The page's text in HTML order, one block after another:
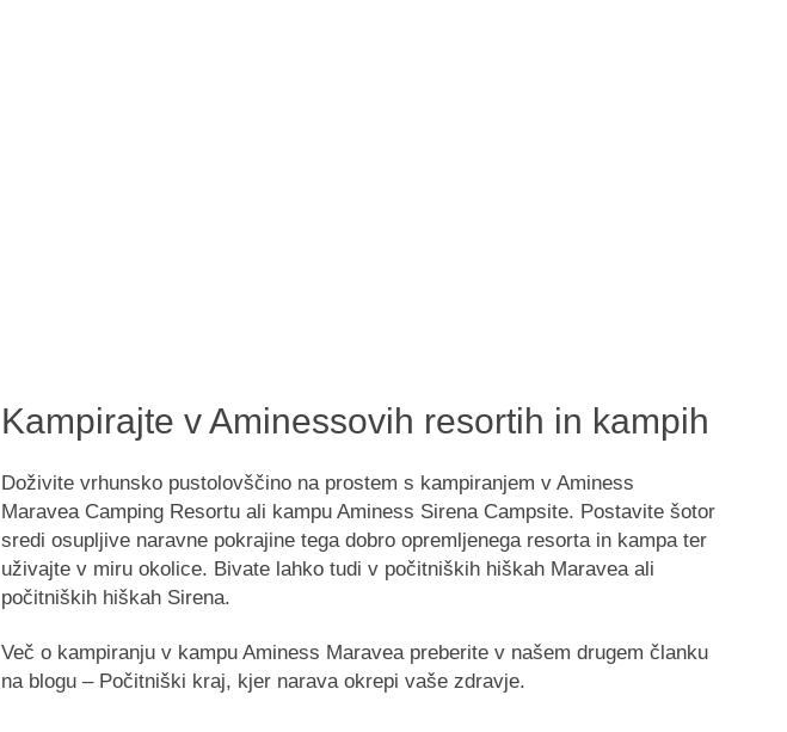
Kampirajte v Aminessovih resortih in kampih
Doživite vrhunsko pustolovščino na prostem s kampiranjem v Aminess
Maravea Camping Resortu ali kampu Aminess Sirena Campsite. Postavite šotor
sredi osupljive naravne pokrajine tega dobro opremljenega resorta in kampa ter
uživajte v miru okolice. Bivate lahko tudi v počitniških hiškah Maravea ali
počitniških hiškah Sirena.
Več o kampiranju v kampu Aminess Maravea preberite v našem drugem članku
na blogu – Počitniški kraj, kjer narava okrepi vaše zdravje.